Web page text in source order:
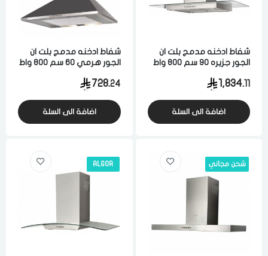
شفاط ادخنه مدمج بلت ان
الجور جزيره 90 سم 800 واط
1,834.11
اضافة الى السلة
شفاط ادخنه مدمج بلت ان
الجور هرمي 60 سم 800 واط
728.24
اضافة الى السلة
شحن مجاني ALGOR